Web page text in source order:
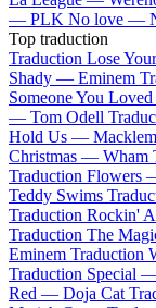
— PLK No love —
Top traduction
Traduction Lose
Shady — Eminem
Someone You
— Tom Odell
Hold Us —
Christmas — Wham
Traduction Flowers
Teddy Swims
Traduction Rockin'
Traduction The
Eminem Traduction
Traduction Special
Red — Doja Cat